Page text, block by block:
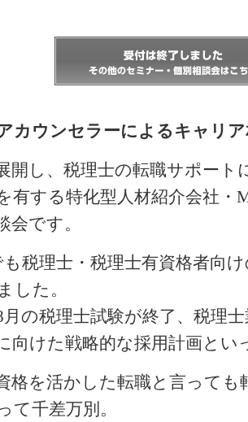
カウンセラーによるキャリ
開し、税理士の転職サポート
有する特化型人材紹介会社・
会です。
も税理士・税理士有資格者向
した。
の税理士試験が終了、税理
向けた戦略的な採用計画と
格を活かした転職と言っても
て千差万別。